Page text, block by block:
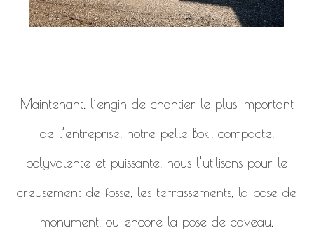
Maintenant, l’engin de chantier le plus important
de l’entreprise, notre pelle Boki, compacte,
polyvalente et puissante, nous l’utilisons pour le
creusement de fosse, les terrassements, la pose de
monument, ou encore la pose de caveau.